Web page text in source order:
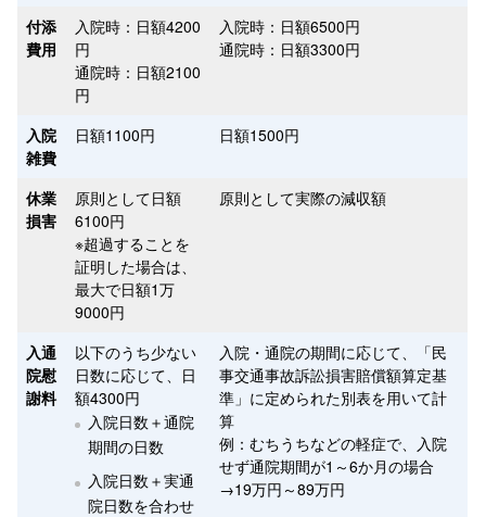
付添
費用
入院時：日額4200
円
通院時：日額2100
円
入院時：日額6500円
通院時：日額3300円
入院
雑費
日額1100円 日額1500円
休業
損害
原則として日額
6100円
※超過することを
証明した場合は、
最大で日額1万
9000円
原則として実際の減収額
入通
院慰
謝料
以下のうち少ない
日数に応じて、日
額4300円
入院日数＋通院
期間の日数
入院日数＋実通
院日数を合わせ
入院・通院の期間に応じて、「民
事交通事故訴訟損害賠償額算定基
準」に定められた別表を用いて計
算
例：むちうちなどの軽症で、入院
せず通院期間が1～6か月の場合
→19万円～89万円